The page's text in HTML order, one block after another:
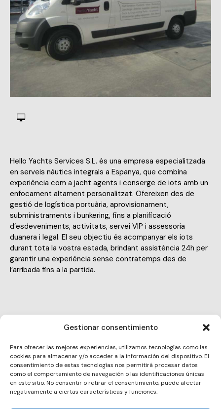
Gestionar consentimiento
Para ofrecer las mejores experiencias, utilizamos tecnologías como las
cookies para almacenar y/o acceder a la información del dispositivo. El
consentimiento de estas tecnologías nos permitirá procesar datos
como el comportamiento de navegación o las identificaciones únicas
en este sitio. No consentir o retirar el consentimiento, puede afectar
negativamente a ciertas características y funciones.
Hello Yachts Services S.L. és una empresa especialitzada
en serveis nàutics integrals a Espanya, que combina
experiència com a jacht agents i conserge de iots amb un
enfocament altament personalitzat. Ofereixen des de
gestió de logística portuària, aprovisionament,
subministraments i bunkering, fins a planificació
d’esdeveniments, activitats, servei VIP i assessoria
duanera i legal. El seu objectiu és acompanyar els iots
durant tota la vostra estada, brindant assistència 24h per
garantir una experiència sense contratemps des de
l’arribada fins a la partida.
E-
m
ail:
Ph
on
647 355 459
Ad
Paseo Juan de Borbón 92, 08003